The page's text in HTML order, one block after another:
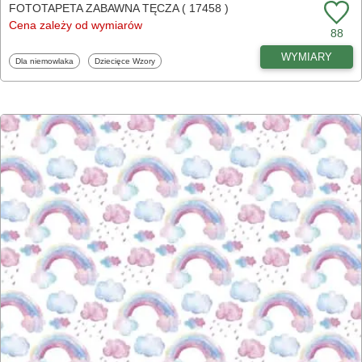
FOTOTAPETA ZABAWNA TĘCZA ( 17458 )
Cena zależy od wymiarów
88
Fototapety
Dla niemowlaka Fototapety
Dziecięce Wzory WYMIARY